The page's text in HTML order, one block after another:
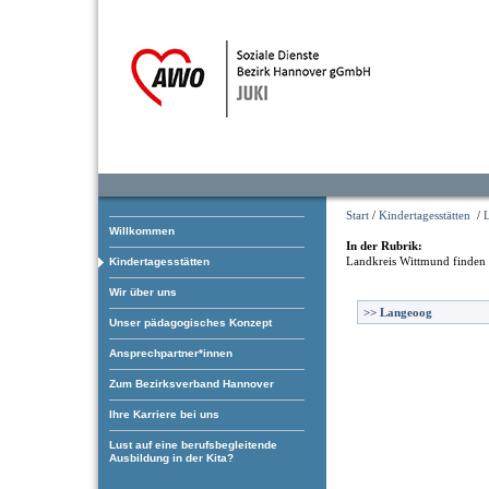
Willkommen
Kindertagesstätten
Wir über uns
Unser pädagogisches Konzept
Ansprechpartner*innen
Zum Bezirksverband Hannover
Ihre Karriere bei uns
Lust auf eine berufsbegleitende
Ausbildung in der Kita?
Start / Kindertagesstätten /
In der Rubrik:
Landkreis Wittmund finden
>> Langeoog